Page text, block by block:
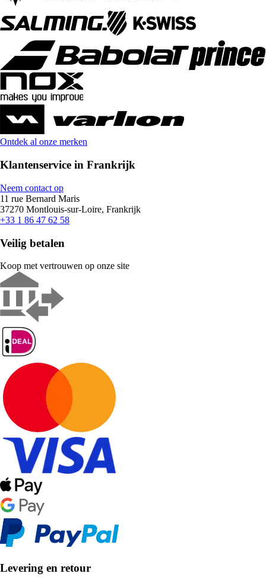
Ontdek al onze merken
Klantenservice in Frankrijk
Neem contact op
11 rue Bernard Maris
37270 Montlouis-sur-Loire, Frankrijk
+33 1 86 47 62 58
Veilig betalen
Koop met vertrouwen op onze site
Levering en retour